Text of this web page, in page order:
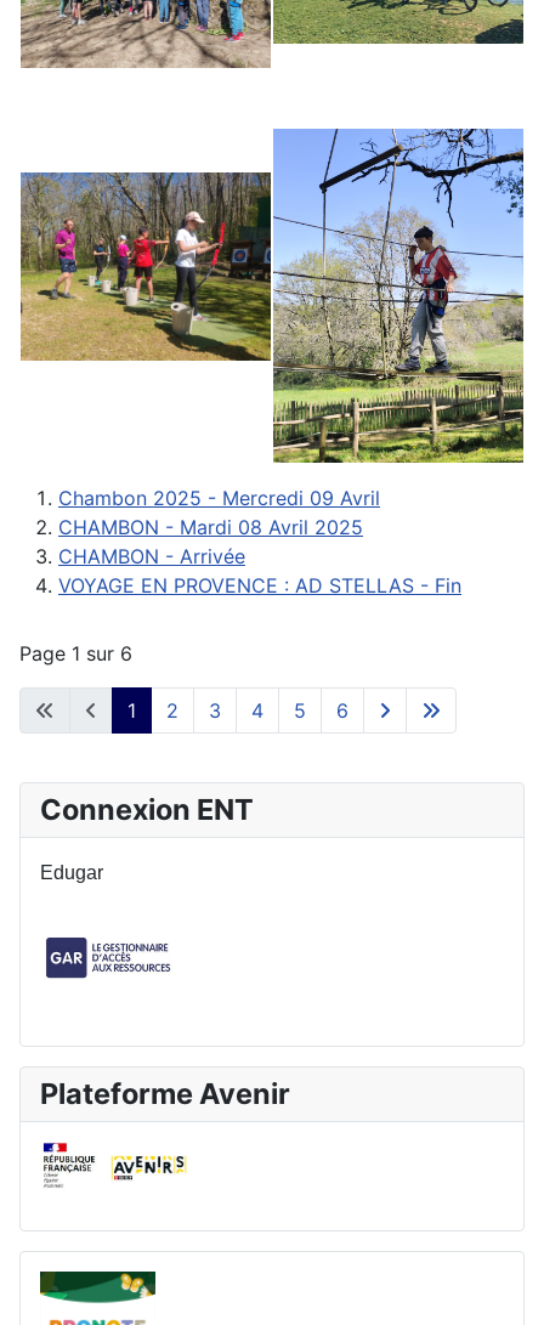
Chambon 2025 - Mercredi 09 Avril
CHAMBON - Mardi 08 Avril 2025
CHAMBON - Arrivée
VOYAGE EN PROVENCE : AD STELLAS - Fin
Page 1 sur 6
1 2 3 4 5 6
Connexion ENT
Edugar
Plateforme Avenir